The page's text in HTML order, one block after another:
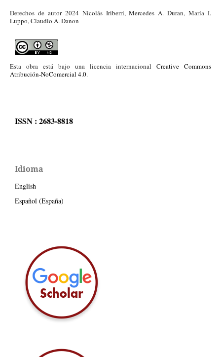
Derechos de autor 2024 Nicolás Iriberri, Mercedes A. Duran, María I.
Luppo, Claudio A. Danon
Esta obra está bajo una licencia internacionalCreative Commons
Atribución-NoComercial 4.0.
ISSN : 2683-8818
Idioma
English
Español (España)